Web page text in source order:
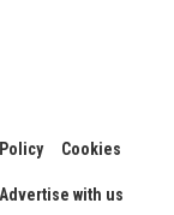
Cookies
Advertise with us